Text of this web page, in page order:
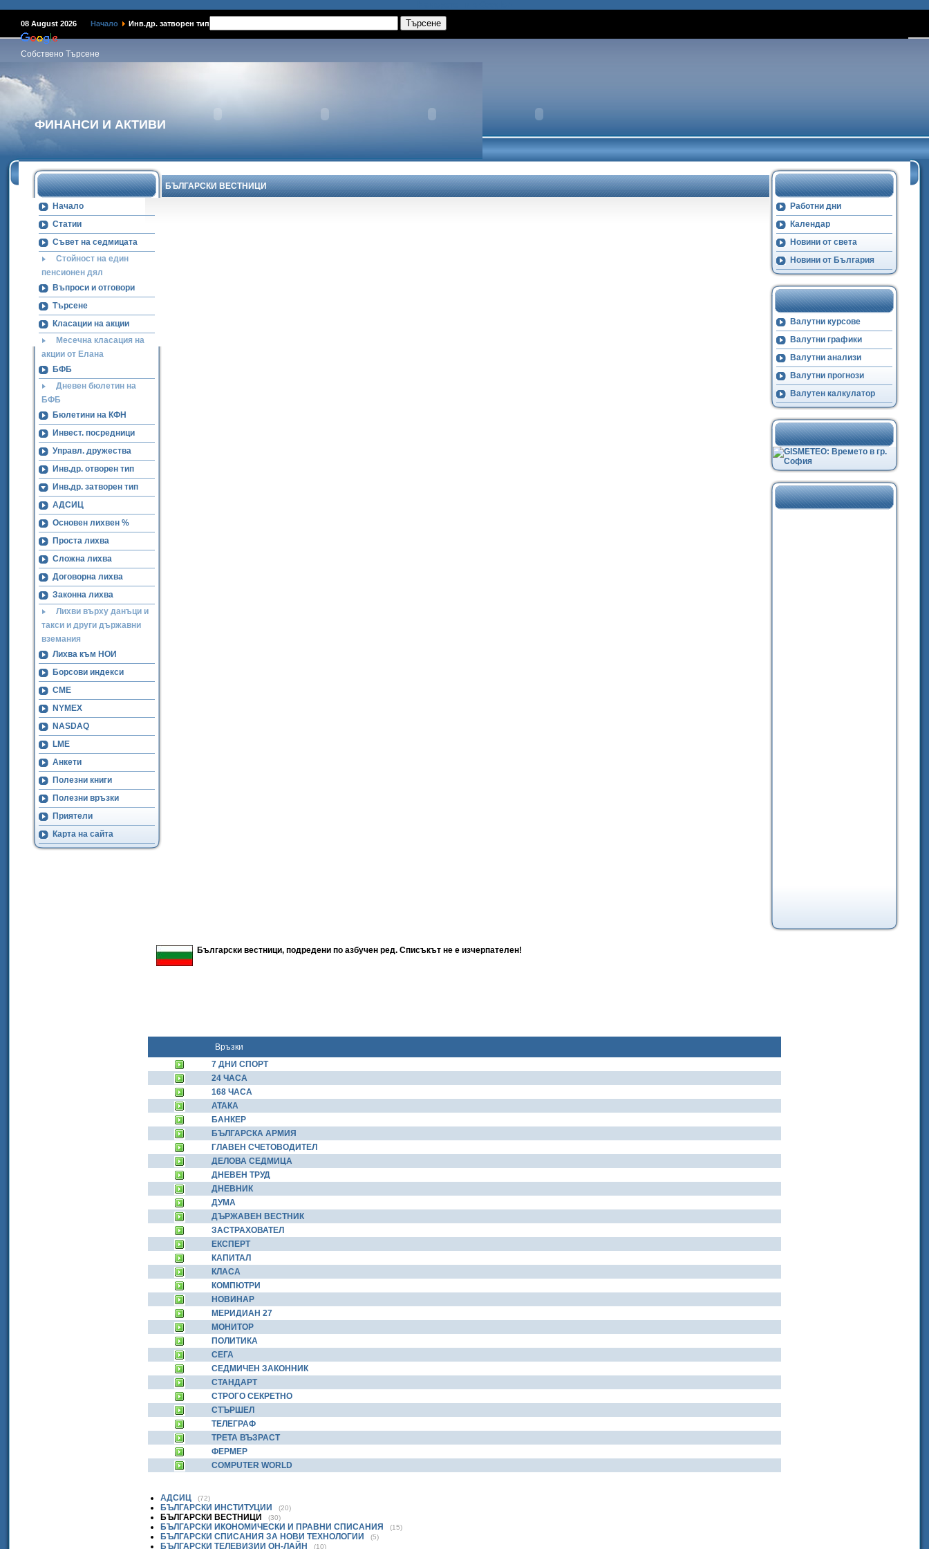
08 August 2026 Начало Инв.др. затворен тип
Собствено Търсене
ФИНАНСИ И АКТИВИ
Начало
Статии
Съвет на седмицата
Стойност на един
пенсионен дял
Въпроси и отговори
Търсене
Класации на акции
Месечна класация на
акции от Елана
БФБ
Дневен бюлетин на
БФБ
Бюлетини на КФН
Инвест. посредници
Управл. дружества
Инв.др. отворен тип
Инв.др. затворен тип
АДСИЦ
Основен лихвен %
Проста лихва
Сложна лихва
Договорна лихва
Законна лихва
Лихви върху данъци и
такси и други държавни
вземания
Лихва към НОИ
Борсови индекси
CME
NYMEX
NASDAQ
LME
Анкети
Полезни книги
Полезни връзки
Приятели
Карта на сайта
Работни дни
Календар
Новини от света
Новини от България
Валутни курсове
Валутни графики
Валутни анализи
Валутни прогнози
Валутен калкулатор
БЪЛГАРСКИ ВЕСТНИЦИ
Български вестници, подредени по азбучен ред. Списъкът не е изчерпателен!
Връзки
7 ДНИ СПОРТ
24 ЧАСА
168 ЧАСА
АТАКА
БАНКЕР
БЪЛГАРСКА АРМИЯ
ГЛАВЕН СЧЕТОВОДИТЕЛ
ДЕЛОВА СЕДМИЦА
ДНЕВЕН ТРУД
ДНЕВНИК
ДУМА
ДЪРЖАВЕН ВЕСТНИК
ЗАСТРАХОВАТЕЛ
ЕКСПЕРТ
КАПИТАЛ
КЛАСА
КОМПЮТРИ
НОВИНАР
МЕРИДИАН 27
МОНИТОР
ПОЛИТИКА
СЕГА
СЕДМИЧЕН ЗАКОННИК
СТАНДАРТ
СТРОГО СЕКРЕТНО
СТЪРШЕЛ
ТЕЛЕГРАФ
ТРЕТА ВЪЗРАСТ
ФЕРМЕР
COMPUTER WORLD
АДСИЦ (72)
БЪЛГАРСКИ ИНСТИТУЦИИ (20)
БЪЛГАРСКИ ВЕСТНИЦИ (30)
БЪЛГАРСКИ ИКОНОМИЧЕСКИ И ПРАВНИ СПИСАНИЯ (15)
БЪЛГАРСКИ СПИСАНИЯ ЗА НОВИ ТЕХНОЛОГИИ (5)
БЪЛГАРСКИ ТЕЛЕВИЗИИ ОН-ЛАЙН (10)